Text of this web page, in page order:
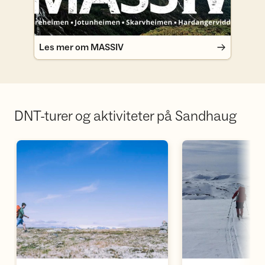
Les mer om MASSIV
DNT-turer og aktiviteter på Sandhaug
Åpne aktivitet